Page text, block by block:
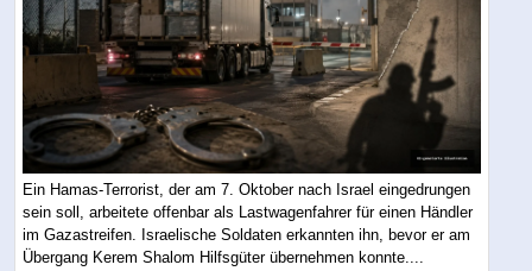
Ein Hamas-Terrorist, der am 7. Oktober nach Israel eingedrungen
sein soll, arbeitete offenbar als Lastwagenfahrer für einen Händler
im Gazastreifen. Israelische Soldaten erkannten ihn, bevor er am
Übergang Kerem Shalom Hilfsgüter übernehmen konnte....